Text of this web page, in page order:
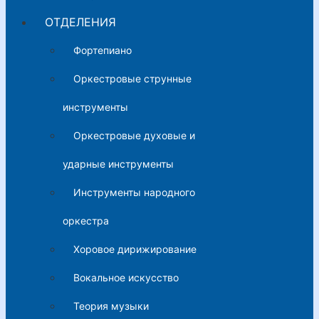
ОТДЕЛЕНИЯ
Фортепиано
Оркестровые струнные
инструменты
Оркестровые духовые и
ударные инструменты
Инструменты народного
оркестра
Хоровое дирижирование
Вокальное искусство
Теория музыки